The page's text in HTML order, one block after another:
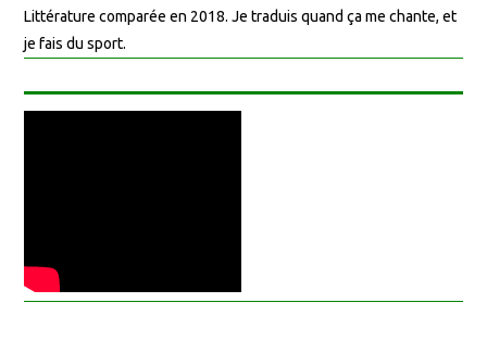
Littérature comparée en 2018. Je traduis quand ça me chante, et
je fais du sport.